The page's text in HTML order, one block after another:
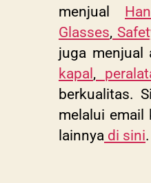
menjual
Glasses,
juga menjual
kapal ,
berkualitas.
melalui email
lainnya di sini.